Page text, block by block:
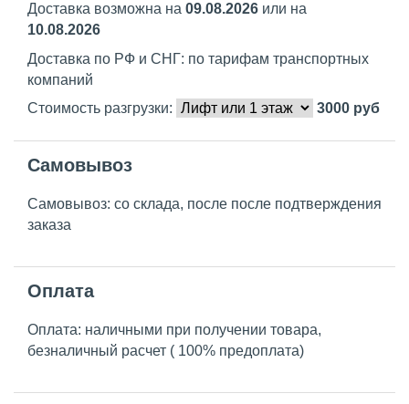
Доставка возможна на 09.08.2026 или на
10.08.2026
Доставка по РФ и СНГ: по тарифам транспортных
компаний
Стоимость разгрузки:
3000 руб
Самовывоз
Самовывоз: со склада, после после подтверждения
заказа
Оплата
Оплата: наличными при получении товара,
безналичный расчет ( 100% предоплата)